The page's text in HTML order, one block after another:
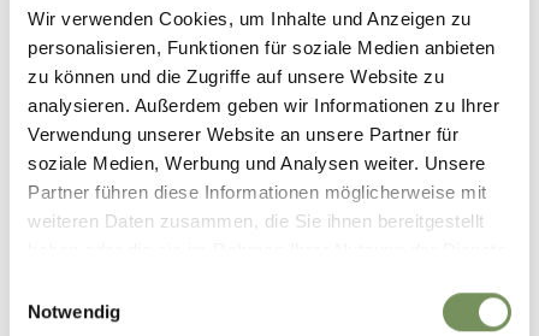
Wir verwenden Cookies, um Inhalte und Anzeigen zu
personalisieren, Funktionen für soziale Medien anbieten
zu können und die Zugriffe auf unsere Website zu
analysieren. Außerdem geben wir Informationen zu Ihrer
Verwendung unserer Website an unsere Partner für
soziale Medien, Werbung und Analysen weiter. Unsere
Partner führen diese Informationen möglicherweise mit
weiteren Daten zusammen, die Sie ihnen bereitgestellt
Notwendig
Versare il Siemr nella gelatiera e far lavorare la macchina per
circa 15 minuti finché raggiunga la consistenza di sorbetto.
Poi formare delle palline con la paletta del gelato e servire
in un bicchiere d'aperitivo con della menta fresca.
Una ricetta di:Associazione turistica Parcines
IL CONTENUTO VI È STATO UTILE? NO